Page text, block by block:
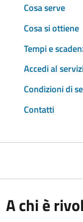
Cosa serve
Cosa si ottiene
Tempi e
Accedi al
Condizioni di
Contatti
A chi è